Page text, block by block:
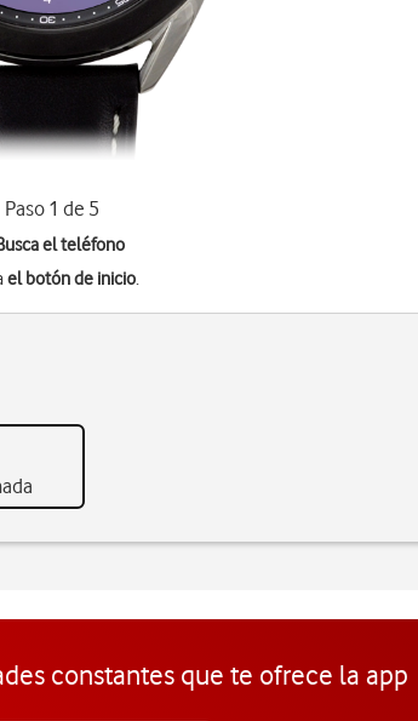
Paso 1 de 5
el teléfono
el botón de inicio.
constantes que te ofrece la app